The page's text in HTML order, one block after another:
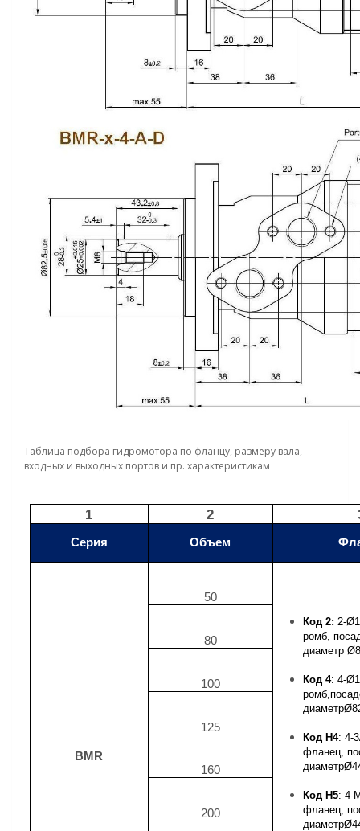
Таблица подбора гидромотора по фланцу, размеру вала,
входных и выходных портов и пр. характеристикам
1 2
Серия Объем
BMR
50
Код 2: 2-Ø
ромб,
диаметр Ø
Код 4: 4-Ø
диаметрØ
Код H4: 4-
фланец,
диаметрØ
Код H5: 4-
фланец,
диаметрØ
80
100
125
160
200